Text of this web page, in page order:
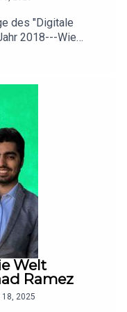
Gründer
spannend und
Unternehmertum
viel Spaß mit der
des "Digitale
2018---Wie
ein
kann.Bernhard
Welt
Ramez
2025